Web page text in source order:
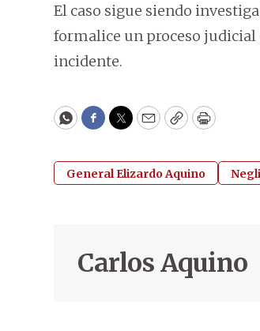
El caso sigue siendo
formalice un proceso judicial
incidente.
WhatsApp
Facebook
Twitter
EmailCopyPrint
General Elizardo Aquino
Carlos Aquino